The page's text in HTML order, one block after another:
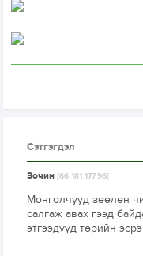
Сэтгэгдэл
Зочин[66.181.177.96]
Монголчууд зөөлөн
салгаж авах гээд
этгээдүүд төрийн